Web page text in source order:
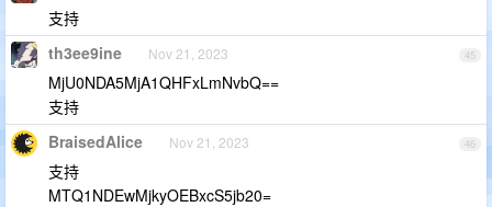
支持
45
th3ee9ine Nov 21, 2023
MjU0NDA5MjA1QHFxLmNvbQ==
支持
46
BraisedAlice Nov 21, 2023
支持
MTQ1NDEwMjkyOEBxcS5jb20=